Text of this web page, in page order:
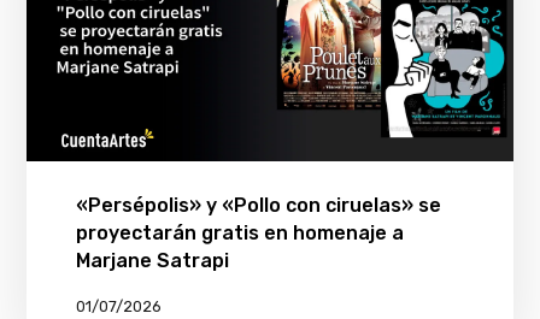
«Persépolis» y «Pollo con ciruelas» se
proyectarán gratis en homenaje a
Marjane Satrapi
01/07/2026